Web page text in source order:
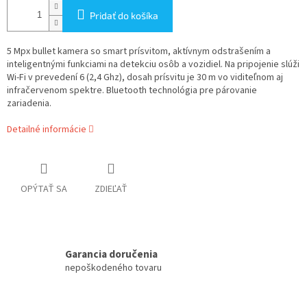
Pridať do košíka
5 Mpx bullet kamera so smart prísvitom, aktívnym odstrašením a
inteligentnými funkciami na detekciu osôb a vozidiel. Na pripojenie slúži
Wi-Fi v prevedení 6 (2,4 Ghz), dosah prísvitu je 30 m vo viditeľnom aj
infračervenom spektre. Bluetooth technológia pre párovanie
zariadenia.
Detailné informácie
OPÝTAŤ SA ZDIEĽAŤ
Garancia doručenia
nepoškodeného tovaru